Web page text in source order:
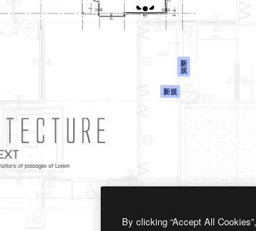
AI 音声合成ツール
ストックコンテン
Claude/ChatGPT
新
規
新規
モバイルアプリ
すべてのMagnificツ
シー
Company S.L.U. 無断複写・転載を禁じます
By clicking “Accept All